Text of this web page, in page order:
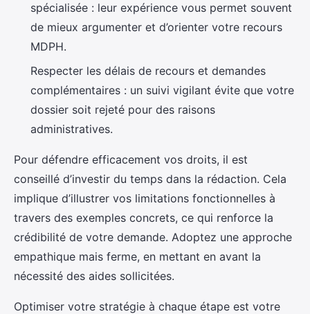
spécialisée : leur expérience vous permet souvent
de mieux argumenter et d’orienter votre recours
MDPH.
Respecter les délais de recours et demandes
complémentaires : un suivi vigilant évite que votre
dossier soit rejeté pour des raisons
administratives.
Pour défendre efficacement vos droits, il est
conseillé d’investir du temps dans la rédaction. Cela
implique d’illustrer vos limitations fonctionnelles à
travers des exemples concrets, ce qui renforce la
crédibilité de votre demande. Adoptez une approche
empathique mais ferme, en mettant en avant la
nécessité des aides sollicitées.
Optimiser votre stratégie à chaque étape est votre